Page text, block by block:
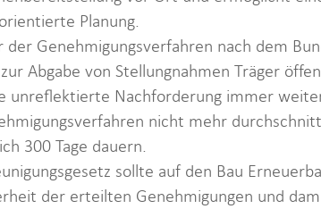
Planung.
der Genehmigungsverfahren nach dem
Abgabe von Stellungnahmen Träger
unreflektierte Nachforderung immer
nicht mehr
300 Tage dauern.
sollte auf den Bau
der erteilten Genehmigungen und